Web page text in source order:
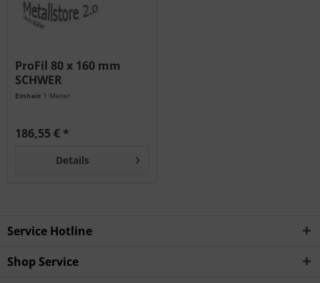
ProFil 80 x 160 mm
SCHWER
Einheit 1 Meter
186,55 € *
Details
Service Hotline
Shop Service